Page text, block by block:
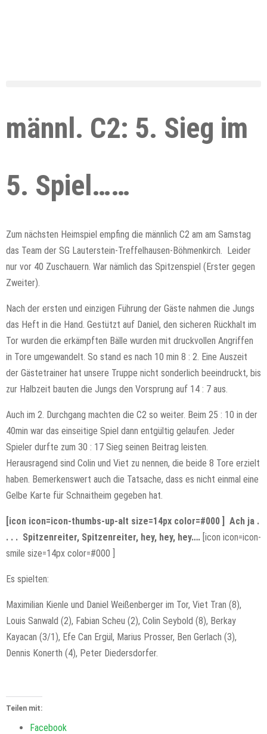
männl. C2: 5. Sieg im
5. Spiel……
Zum nächsten Heimspiel empfing die männlich C2 am am Samstag
das Team der SG Lauterstein-Treffelhausen-Böhmenkirch. Leider
nur vor 40 Zuschauern. War nämlich das Spitzenspiel (Erster gegen
Zweiter).
Nach der ersten und einzigen Führung der Gäste nahmen die Jungs
das Heft in die Hand. Gestützt auf Daniel, den sicheren Rückhalt im
Tor wurden die erkämpften Bälle wurden mit druckvollen Angriffen
in Tore umgewandelt. So stand es nach 10 min 8 : 2. Eine Auszeit
der Gästetrainer hat unsere Truppe nicht sonderlich beeindruckt, bis
zur Halbzeit bauten die Jungs den Vorsprung auf 14 : 7 aus.
Auch im 2. Durchgang machten die C2 so weiter. Beim 25 : 10 in der
40min war das einseitige Spiel dann entgültig gelaufen. Jeder
Spieler durfte zum 30 : 17 Sieg seinen Beitrag leisten.
Herausragend sind Colin und Viet zu nennen, die beide 8 Tore erzielt
haben. Bemerkenswert auch die Tatsache, dass es nicht einmal eine
Gelbe Karte für Schnaitheim gegeben hat.
[icon icon=icon-thumbs-up-alt size=14px color=#000 ] Ach ja .
. . . Spitzenreiter, Spitzenreiter, hey, hey, hey…. [icon icon=icon-
smile size=14px color=#000 ]
Es spielten:
Maximilian Kienle und Daniel Weißenberger im Tor, Viet Tran (8),
Louis Sanwald (2), Fabian Scheu (2), Colin Seybold (8), Berkay
Kayacan (3/1), Efe Can Ergül, Marius Prosser, Ben Gerlach (3),
Dennis Konerth (4), Peter Diedersdorfer.
Teilen mit:
Facebook